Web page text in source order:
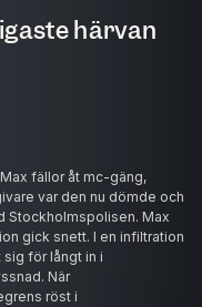
härvan
fällor åt mc-gäng,
var den nu dömde och
Stockholmspolisen. Max
gick snett. I en infiltration
sig för långt in i
När
röst i